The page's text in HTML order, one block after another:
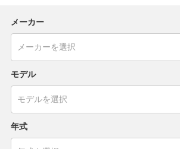
メーカー
モデル
年式